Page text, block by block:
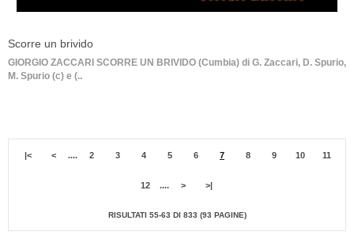
Scorre un brivido
GIORGIO ZACCARI SCORRE UN BRIVIDO (Cumbia) di G. Zaccari, D. Spurio,
M. Spurio (c) e (..
|< < .... 2 3 4 5 6 7 8 9 10 11
12 .... > >|
RISULTATI 55-63 DI 833 (93 PAGINE)